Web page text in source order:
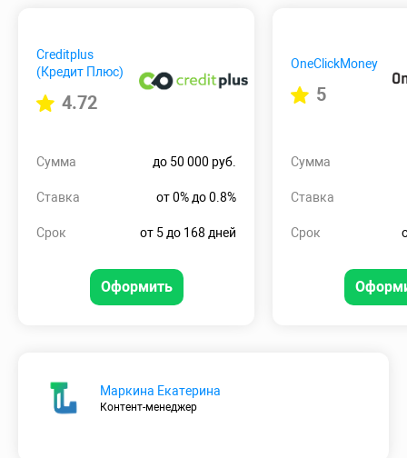
Creditplus
(Кредит Плюс)
4.72
Сумма до 50 000 руб.
Ставка от 0% до 0.8%
Срок от 5 до 168 дней
Оформить
OneClickMoney
5
Сумма
Ставка
Срок
Маркина Екатерина
Контент-менеджер